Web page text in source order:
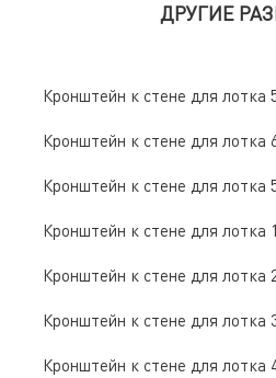
ДРУГИЕ
Кронштейн к стене для лотка
Кронштейн к стене для лотка
Кронштейн к стене для лотка
Кронштейн к стене для лотка
Кронштейн к стене для лотка
Кронштейн к стене для лотка
Кронштейн к стене для лотка